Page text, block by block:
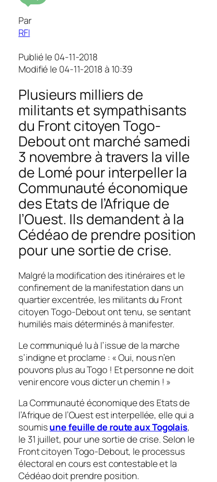
Par
RFI
Publié le 04-11-2018
Modifié le 04-11-2018 à 10:39
Plusieurs milliers de
militants et sympathisants
du Front citoyen Togo-
Debout ont marché samedi
3 novembre à travers la ville
de Lomé pour interpeller la
Communauté économique
des Etats de l’Afrique de
l’Ouest. Ils demandent à la
Cédéao de prendre position
pour une sortie de crise.
Malgré la modification des itinéraires et le
confinement de la manifestation dans un
quartier excentrée, les militants du Front
citoyen Togo-Debout ont tenu, se sentant
humiliés mais déterminés à manifester.
Le communiqué lu à l’issue de la marche
s’indigne et proclame : «Oui, nous n’en
pouvons plus au Togo ! Et personne ne doit
venir encore vous dicter un chemin ! »
La Communauté économique des Etats de
l’Afrique de l’Ouest est interpellée, elle qui a
soumisune feuille de route aux Togolais,
le 31 juillet, pour une sortie de crise. Selon le
Front citoyen Togo-Debout, le processus
électoral en cours est contestable et la
Cédéao doit prendre position.